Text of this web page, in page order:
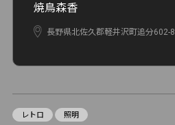
焼鳥森香
長野県北佐久郡軽井沢町追分602-8
レトロ 照明